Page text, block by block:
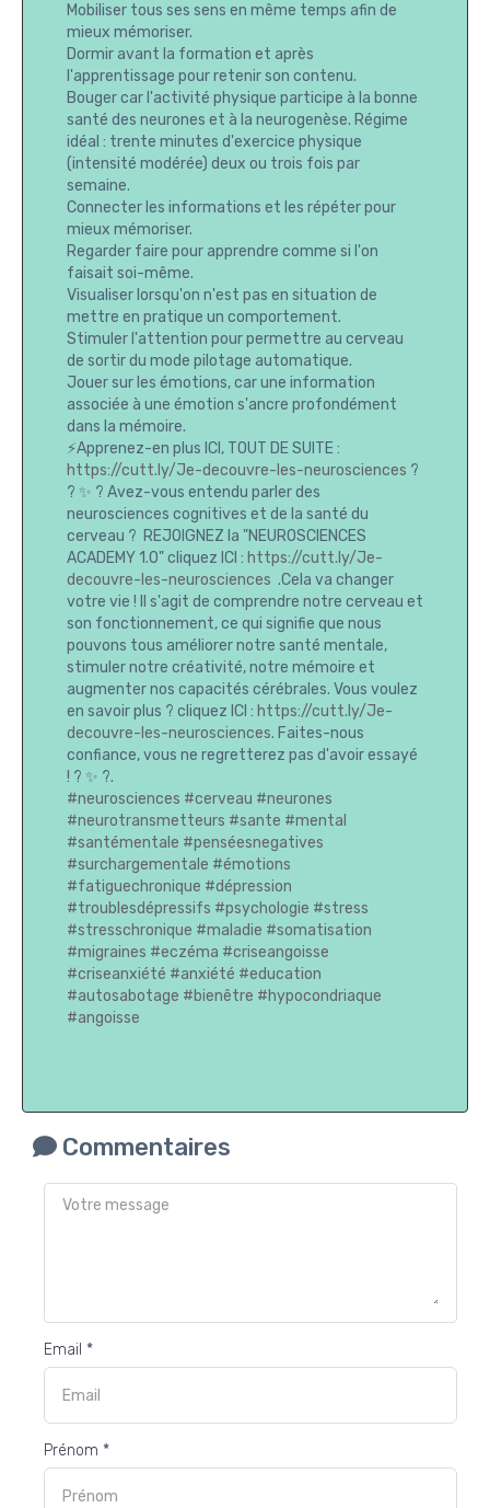
Mobiliser tous ses sens en même temps afin de
mieux mémoriser.
Dormir avant la formation et après
l'apprentissage pour retenir son contenu.
Bouger car l'activité physique participe à la bonne
santé des neurones et à la neurogenèse. Régime
idéal : trente minutes d'exercice physique
(intensité modérée) deux ou trois fois par
semaine.
Connecter les informations et les répéter pour
mieux mémoriser.
Regarder faire pour apprendre comme si l'on
faisait soi-même.
Visualiser lorsqu'on n'est pas en situation de
mettre en pratique un comportement.
Stimuler l'attention pour permettre au cerveau
de sortir du mode pilotage automatique.
Jouer sur les émotions, car une information
associée à une émotion s'ancre profondément
dans la mémoire.
⚡Apprenez-en plus ICI, TOUT DE SUITE :
https://cutt.ly/Je-decouvre-les-neurosciences ?
? ✨ ? Avez-vous entendu parler des
neurosciences cognitives et de la santé du
cerveau ? REJOIGNEZ la "NEUROSCIENCES
ACADEMY 1.0" cliquez ICI : https://cutt.ly/Je-
decouvre-les-neurosciences .Cela va changer
votre vie ! Il s'agit de comprendre notre cerveau et
son fonctionnement, ce qui signifie que nous
pouvons tous améliorer notre santé mentale,
stimuler notre créativité, notre mémoire et
augmenter nos capacités cérébrales. Vous voulez
en savoir plus ? cliquez ICI : https://cutt.ly/Je-
decouvre-les-neurosciences. Faites-nous
confiance, vous ne regretterez pas d'avoir essayé
! ? ✨ ?.
#neurosciences #cerveau #neurones
#neurotransmetteurs #sante #mental
#santémentale #penséesnegatives
#surchargementale #émotions
#fatiguechronique #dépression
#troublesdépressifs #psychologie #stress
#stresschronique #maladie #somatisation
#migraines #eczéma #criseangoisse
#criseanxiété #anxiété #education
#autosabotage #bienêtre #hypocondriaque
#angoisse
Commentaires
Email *
Prénom *